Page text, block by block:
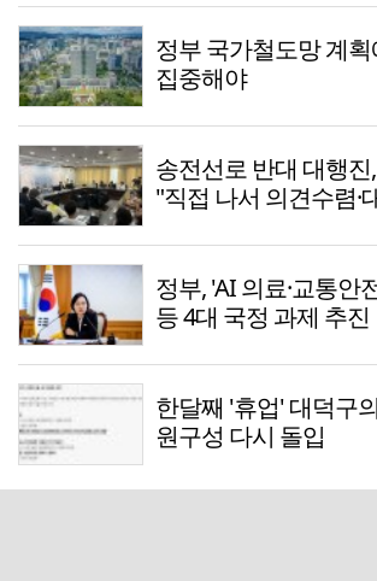
정부 국가철도망 계
집중해야
송전선로 반대 대행
"직접 나서 의견수렴·
정부, 'AI 의료·교통안
등 4대 국정 과제 추진
한달째 '휴업' 대덕구
원구성 다시 돌입